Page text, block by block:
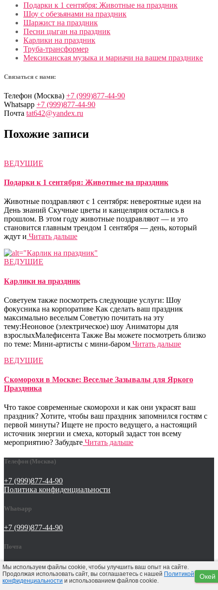
Подарки к 1 сентября: Животные на праздник
Шоу с обезьянами на праздник
Шаржист на праздник
Песни цыган на праздник
Карлики на праздник
Труба-трансформер
Мексиканская музыка и мариачи на вашем празднике
Связаться с нами:
Телефон (Москва) +7 (999)877-44-90
Whatsapp +7 (999)877-44-90
Почта tat642@yandex.ru
Похожие записи
ВЕДУЩИЕ
Подарки к 1 сентября: Животные на праздник
Животные поздравляют с 1 сентября: невероятные идеи на
День знаний Скучные цветы и канцелярия остались в
прошлом. В этом году животные поздравляют — и это
становится главным трендом 1 сентября — день, который
ждут и Читать дальше
ВЕДУЩИЕ
Карлики на праздник
Советуем также посмотреть следующие услуги: Шоу
фокусника на корпоративе Как сделать ваш праздник
максимально веселым Советую почитать на эту
тему:Неоновое (электрическое) шоу Аниматоры для
взрослыхМалефисента Также Вы можете посмотреть близко
по теме: Мини-артисты с мини-баром Читать дальше
ВЕДУЩИЕ
Скоморохи в Москве: Веселые Зазывалы для Яркого
Праздника
Что такое современные скоморохи и как они украсят ваш
праздник? Хотите, чтобы ваш праздник запомнился гостям с
первой минуты? Ищете не просто ведущего, а настоящий
источник энергии и смеха, который задаст тон всему
мероприятию? Забудьте Читать дальше
Телефон (Москва)
+7 (999)877-44-90
Политика конфиденциальности
Мы используем файлы cookie, чтобы улучшить ваш опыт на сайте.
Продолжая использовать сайт, вы соглашаетесь с нашей Политикой
конфиденциальности и использованием файлов cookie.
Окей
Whatsapp
+7 (999)877-44-90
Почта
tat642@yandex.ru
Hestia | РазработаноThemeIsle